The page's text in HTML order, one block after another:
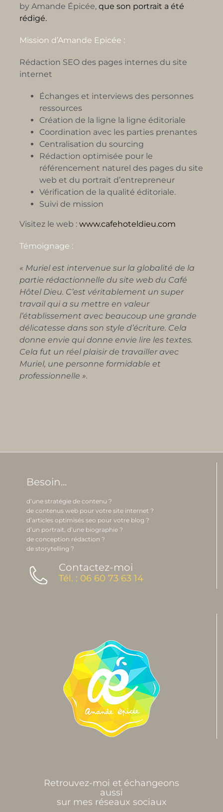
by Amande Épicée, que son portrait a été
rédigé.
Mission d’Amande Epicée :
Rédaction SEO des pages internes du site
internet
Échanges et interviews des personnes
ressources
Création de la ligne la ligne éditoriale
Coordination avec les parties prenantes
Centralisation du sourcing
Rédaction optimisée pour le
référencement naturel des pages du site
web et du portrait d’entrepreneur
Vérification de la qualité éditoriale.
Suivi de mission
Visitez le web : www.cafehoteldieu.com
Témoignage :
« Muriel est intervenue sur la globalité de la
partie rédactionnelle du site web du Café
Hôtel Dieu. C’est véritablement un super
travail qui a su mettre en valeur
l’établissement avec beaucoup une grande
délicatesse dans son style d’écriture. Cela
donne envie qui donne envie lire les textes.
Cela fut un réel plaisir de travailler avec
Muriel, une personne formidable et
professionnelle ».
Besoin...
d’une stratégie de contenu ?
de contenus web pour votre site internet ?
d’articles optimisés seo pour votre blog ?
d’un portrait, d’une biographie ?
de conception rédaction ?
de storytelling ?
Contactez-moi
Tél. : 06 60 73 63 14
Retrouvez-moi et échangeons
aussi
sur mes réseaux sociaux